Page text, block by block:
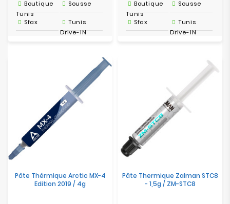
Boutique
Tunis
Sousse
Sfax
Tunis
Drive-IN
Boutique
Tunis
Sousse
Sfax
Tunis
Drive-IN
Pâte Thérmique Arctic MX-4
Edition 2019 / 4g
Pâte Thermique Zalman STC8
- 1,5g / ZM-STC8